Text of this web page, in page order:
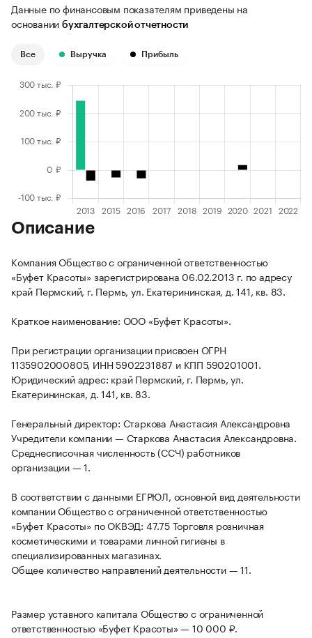
Данные по финансовым показателям приведены на
основании бухгалтерской отчетности
Все Выручка Прибыль
Описание
Компания Общество с ограниченной ответственностью
«Буфет Красоты» зарегистрирована 06.02.2013 г. по адресу
край Пермский, г. Пермь, ул. Екатерининская, д. 141, кв. 83.
Краткое наименование: ООО «Буфет Красоты».
При регистрации организации присвоен ОГРН
1135902000805, ИНН 5902231887 и КПП 590201001.
Юридический адрес: край Пермский, г. Пермь, ул.
Екатерининская, д. 141, кв. 83.
Генеральный директор: Старкова Анастасия Александровна
Учредители компании — Старкова Анастасия Александровна.
Среднесписочная численность (ССЧ) работников
организации — 1.
В соответствии с данными ЕГРЮЛ, основной вид деятельности
компании Общество с ограниченной ответственностью
«Буфет Красоты» по ОКВЭД: 47.75 Торговля розничная
косметическими и товарами личной гигиены в
специализированных магазинах.
Общее количество направлений деятельности — 11.
Размер уставного капитала Общество с ограниченной
ответственностью «Буфет Красоты» — 10 000 ₽.